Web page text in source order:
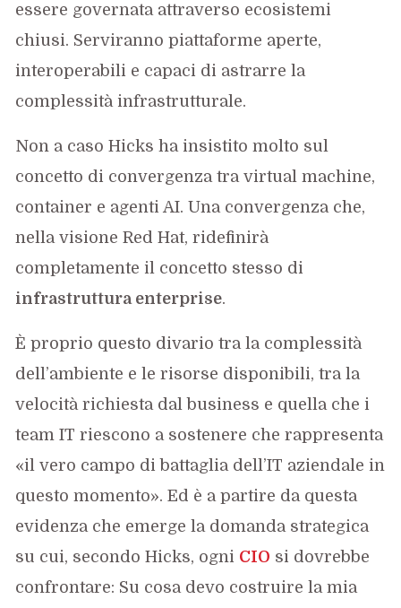
essere governata attraverso ecosistemi
chiusi. Serviranno piattaforme aperte,
interoperabili e capaci di astrarre la
complessità infrastrutturale.
Non a caso Hicks ha insistito molto sul
concetto di convergenza tra virtual machine,
container e agenti AI. Una convergenza che,
nella visione Red Hat, ridefinirà
completamente il concetto stesso di
infrastruttura enterprise.
È proprio questo divario tra la complessità
dell’ambiente e le risorse disponibili, tra la
velocità richiesta dal business e quella che i
team IT riescono a sostenere che rappresenta
«il vero campo di battaglia dell’IT aziendale in
questo momento». Ed è a partire da questa
evidenza che emerge la domanda strategica
su cui, secondo Hicks, ogni CIO si dovrebbe
confrontare: Su cosa devo costruire la mia